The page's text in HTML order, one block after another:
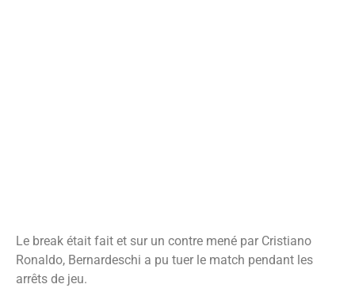
Le break était fait et sur un contre mené par Cristiano
Ronaldo, Bernardeschi a pu tuer le match pendant les
arrêts de jeu.